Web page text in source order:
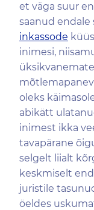
et väga suur
saanud endale
inkassode
inimesi,
oleks
abikätt
inimest ikka
tavapärane
selgelt liialt
keskmiselt
juristile
öeldes